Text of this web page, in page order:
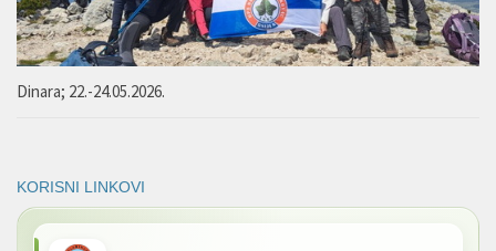
Dinara; 22.-24.05.2026.
KORISNI LINKOVI